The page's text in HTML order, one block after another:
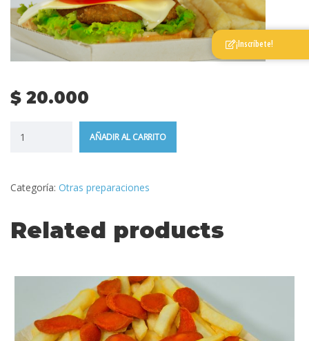
$ 20.000
AÑADIR AL CARRITO
Categoría: Otras preparaciones
Related products
¡Inscríbete!